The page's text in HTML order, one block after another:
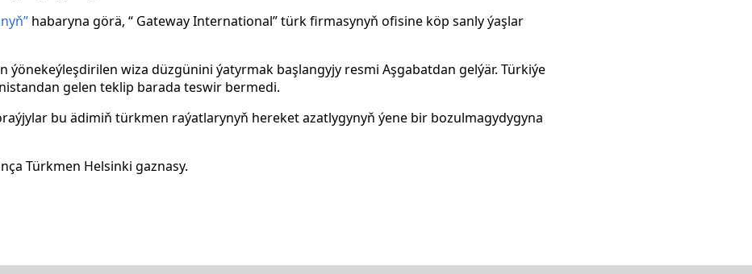
habaryna görä, “ Gateway International” türk firmasynyň ofisine köp sanly ýaşlar
ýönekeýleşdirilen wiza düzgünini ýatyrmak başlangyjy resmi Aşgabatdan gelýär. Türkiýe
gelen teklip barada teswir bermedi.
bu ädimiň türkmen raýatlarynyň hereket azatlygynyň ýene bir bozulmagydygyna
Türkmen Helsinki gaznasy.